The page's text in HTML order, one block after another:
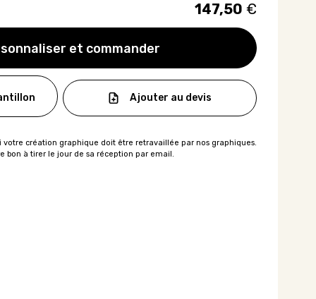
et commander
147,50 €
Ajouter au devis